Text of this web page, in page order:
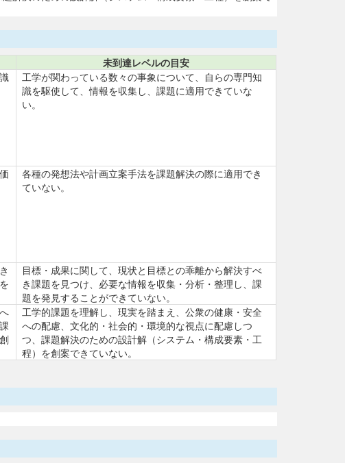
未到達レベルの目安
工学が関わっている数々の事象について、自らの専門知
識を駆使して、情報を収集し、課題に適用できていな
い。
各種の発想法や計画立案手法を課題解決の際に適用でき
ていない。
目標・成果に関して、現状と目標との乖離から解決すべ
き課題を見つけ、必要な情報を収集・分析・整理し、課
題を発見することができていない。
工学的課題を理解し、現実を踏まえ、公衆の健康・安全
への配慮、文化的・社会的・環境的な視点に配慮しつ
つ、課題解決のための設計解（システム・構成要素・工
程）を創案できていない。